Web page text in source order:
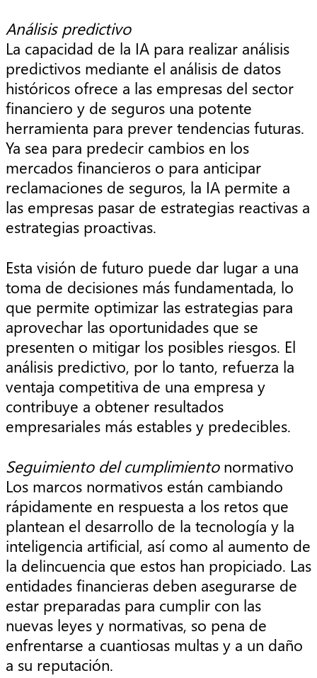
Análisis predictivo
La capacidad de la IA para realizar análisis
predictivos mediante el análisis de datos
históricos ofrece a las empresas del sector
financiero y de seguros una potente
herramienta para prever tendencias futuras.
Ya sea para predecir cambios en los
mercados financieros o para anticipar
reclamaciones de seguros, la IA permite a
las empresas pasar de estrategias reactivas a
estrategias proactivas.
Esta visión de futuro puede dar lugar a una
toma de decisiones más fundamentada, lo
que permite optimizar las estrategias para
aprovechar las oportunidades que se
presenten o mitigar los posibles riesgos. El
análisis predictivo, por lo tanto, refuerza la
ventaja competitiva de una empresa y
contribuye a obtener resultados
empresariales más estables y predecibles.
Seguimiento del cumplimientonormativo
Los marcos normativos están cambiando
rápidamente en respuesta a los retos que
plantean el desarrollo de la tecnología y la
inteligencia artificial, así como al aumento de
la delincuencia que estos han propiciado. Las
entidades financieras deben asegurarse de
estar preparadas para cumplir con las
nuevas leyes y normativas, so pena de
enfrentarse a cuantiosas multas y a un daño
a su reputación.